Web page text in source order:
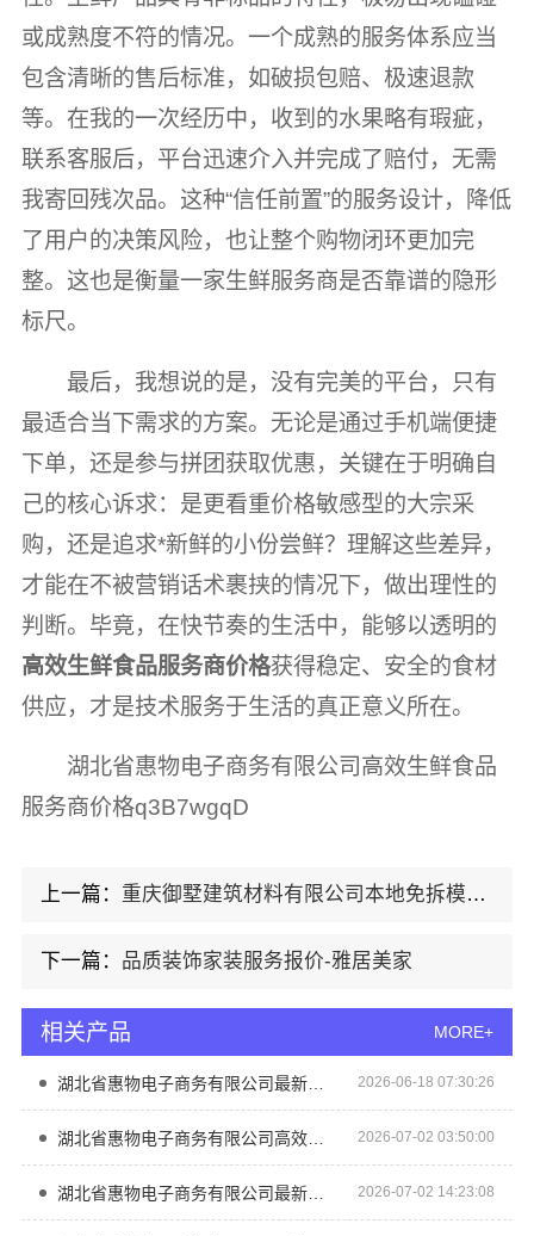
或成熟度不符的情况。一个成熟的服务体系应当
包含清晰的售后标准，如破损包赔、极速退款
等。在我的一次经历中，收到的水果略有瑕疵，
联系客服后，平台迅速介入并完成了赔付，无需
我寄回残次品。这种“信任前置”的服务设计，降低
了用户的决策风险，也让整个购物闭环更加完
整。这也是衡量一家生鲜服务商是否靠谱的隐形
标尺。
最后，我想说的是，没有完美的平台，只有
最适合当下需求的方案。无论是通过手机端便捷
下单，还是参与拼团获取优惠，关键在于明确自
己的核心诉求：是更看重价格敏感型的大宗采
购，还是追求*新鲜的小份尝鲜？理解这些差异，
才能在不被营销话术裹挟的情况下，做出理性的
判断。毕竟，在快节奏的生活中，能够以透明的
高效生鲜食品服务商价格获得稳定、安全的食材
供应，才是技术服务于生活的真正意义所在。
湖北省惠物电子商务有限公司高效生鲜食品
服务商价格q3B7wgqD
上一篇： 重庆御墅建筑材料有限公司本地免拆模板多少钱一平环保材料
下一篇： 品质装饰家装服务报价-雅居美家
相关产品 MORE+
湖北省惠物电子商务有限公司最新生鲜食品网站价格优惠 2026-06-18 07:30:26
湖北省惠物电子商务有限公司高效生鲜食品服务商价格 2026-07-02 03:50:00
湖北省惠物电子商务有限公司最新生鲜食品网站价格 2026-07-02 14:23:08